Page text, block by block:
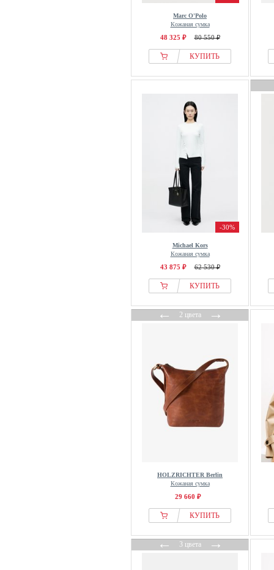
Marc O'Polo
Кожаная сумка
48 325 ₽ 80 550 ₽
КУПИТЬ
-30%
Michael Kors
Кожаная сумка
43 875 ₽ 62 530 ₽
КУПИТЬ
←2 цвета→
HOLZRICHTER Berlin
Кожаная сумка
29 660 ₽
КУПИТЬ
←3 цвета→